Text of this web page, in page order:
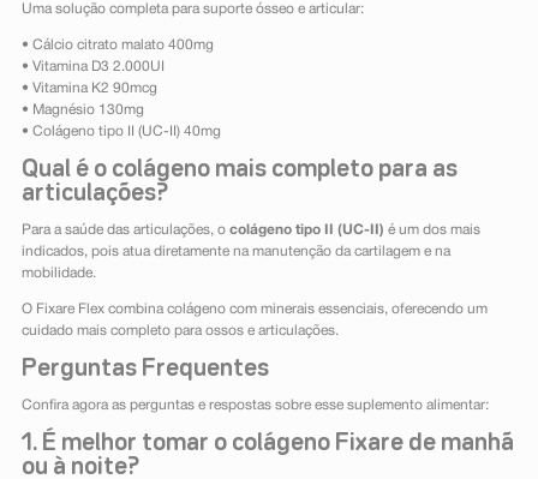
Uma solução completa para suporte ósseo e articular:
• Cálcio citrato malato 400mg
• Vitamina D3 2.000UI
• Vitamina K2 90mcg
• Magnésio 130mg
• Colágeno tipo II (UC-II) 40mg
Qual é o colágeno mais completo para as
articulações?
Para a saúde das articulações, o colágeno tipo II (UC-II) é um dos mais
indicados, pois atua diretamente na manutenção da cartilagem e na
mobilidade.
O Fixare Flex combina colágeno com minerais essenciais, oferecendo um
cuidado mais completo para ossos e articulações.
Perguntas Frequentes
Confira agora as perguntas e respostas sobre esse suplemento alimentar:
1. É melhor tomar o colágeno Fixare de manhã
ou à noite?